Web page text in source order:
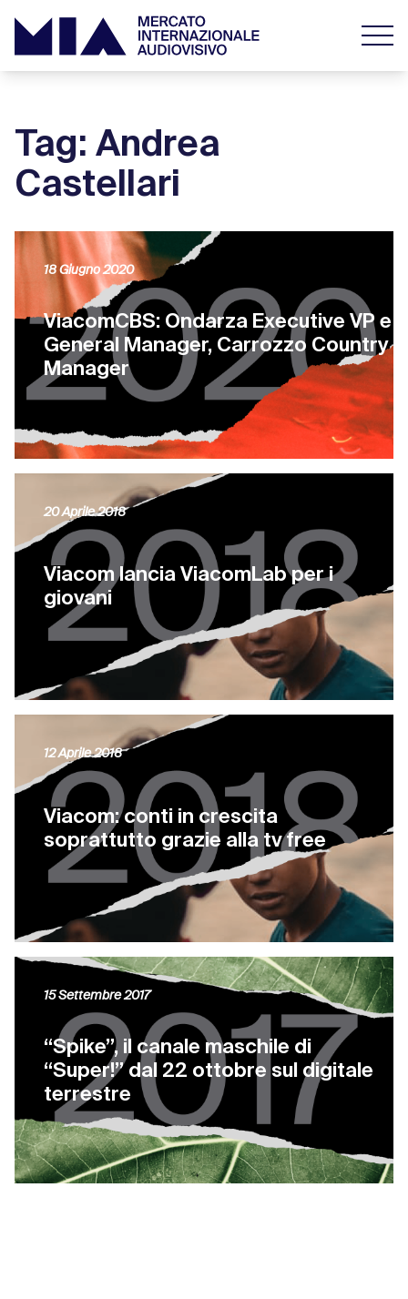
Tag: Andrea
Castellari
ViacomCBS: Ondarza Executive VP e
General Manager, Carrozzo Country
Manager
18 Giugno 2020
Viacom lancia ViacomLab per i
giovani
20 Aprile 2018
Viacom: conti in crescita
soprattutto grazie alla tv free
12 Aprile 2018
“Spike”, il canale maschile di
“Super!” dal 22 ottobre sul digitale
terrestre
15 Settembre 2017